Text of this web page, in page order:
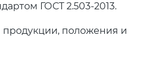
ГОСТ 2.503-2013.
положения и